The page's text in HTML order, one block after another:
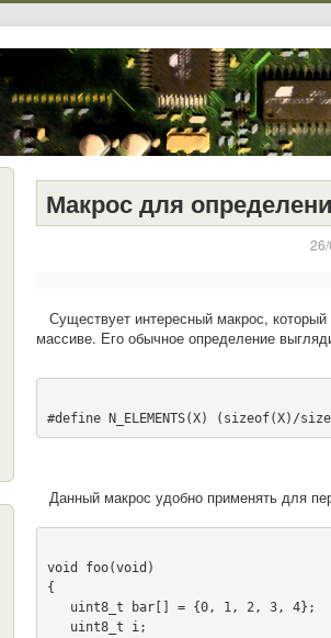
Макрос для
Существует интересный макрос,
массиве. Его обычное определение
#define N_ELEMENTS(X) (sizeof(X)/
Данный макрос удобно применять для
void foo(void)
{
uint8_t bar[] = {0, 1, 2, 3, 4};
uint8_t i;